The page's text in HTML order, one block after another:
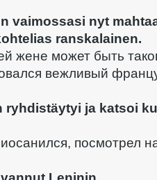
vaimossasi nyt
ranskalainen.
жене может быть
вежливый
ryhdistäytyi ja katsoi
посмотрел